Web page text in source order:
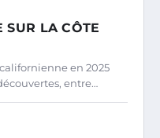
SUR LA CÔTE
en 2025
entre…